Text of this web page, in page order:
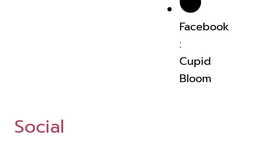
Facebook
:
Cupid
Bloom
Social